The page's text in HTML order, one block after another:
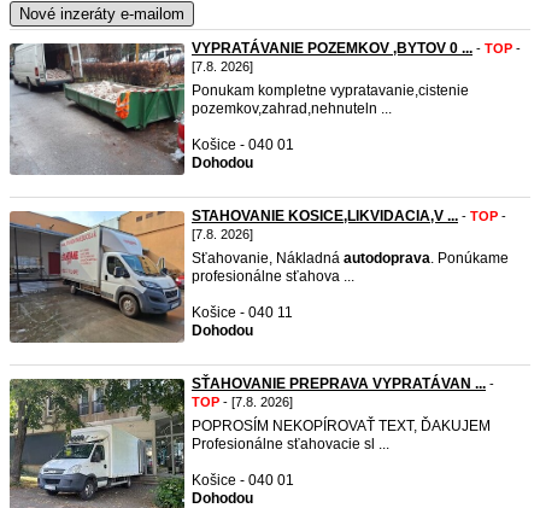
Nové inzeráty e-mailom
VYPRATÁVANIE POZEMKOV ,BYTOV 0 ... - TOP -
[7.8. 2026]
Ponukam kompletne vypratavanie,cistenie
pozemkov,zahrad,nehnuteln ...
Košice - 040 01
Dohodou
STAHOVANIE KOSICE,LIKVIDACIA,V ... - TOP -
[7.8. 2026]
Sťahovanie, Nákladná autodoprava. Ponúkame
profesionálne sťahova ...
Košice - 040 11
Dohodou
SŤAHOVANIE PREPRAVA VYPRATÁVAN ... -
TOP - [7.8. 2026]
POPROSÍM NEKOPÍROVAŤ TEXT, ĎAKUJEM
Profesionálne sťahovacie sl ...
Košice - 040 01
Dohodou